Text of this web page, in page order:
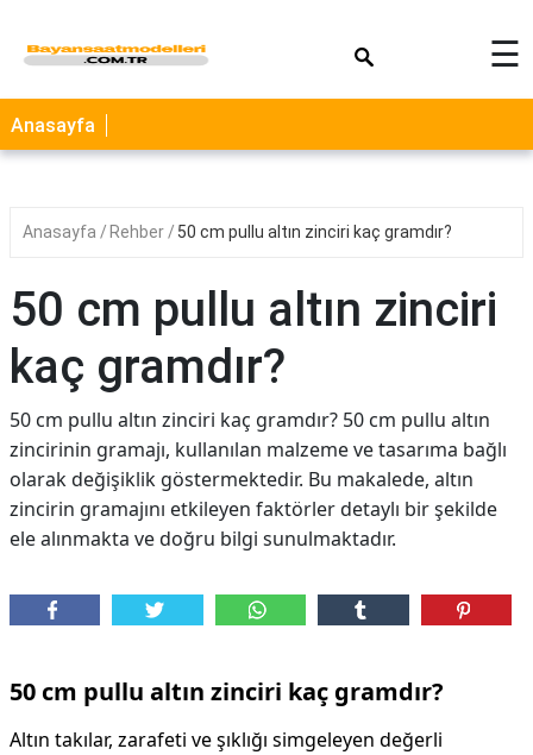
☰
Anasayfa
Anasayfa Rehber 50 cm pullu altın zinciri kaç gramdır?
50 cm pullu altın zinciri
kaç gramdır?
50 cm pullu altın zinciri kaç gramdır? 50 cm pullu altın
zincirinin gramajı, kullanılan malzeme ve tasarıma bağlı
olarak değişiklik göstermektedir. Bu makalede, altın
zincirin gramajını etkileyen faktörler detaylı bir şekilde
ele alınmakta ve doğru bilgi sunulmaktadır.
50 cm pullu altın zinciri kaç gramdır?
Altın takılar, zarafeti ve şıklığı simgeleyen değerli